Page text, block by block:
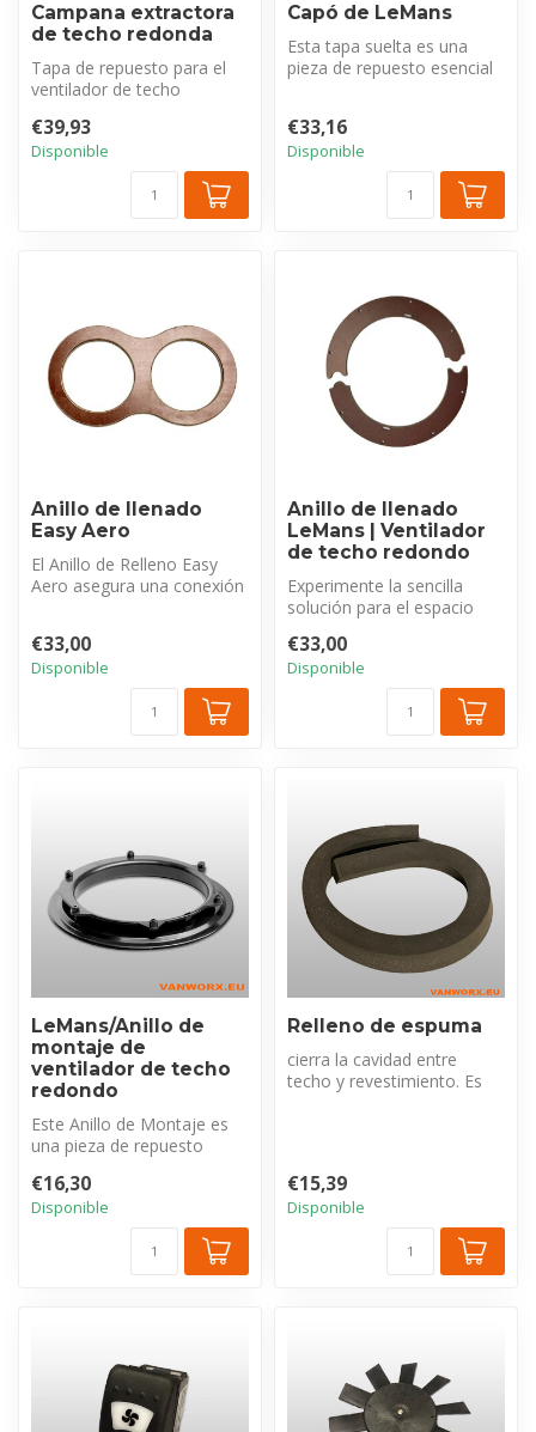
Campana extractora
de techo redonda
Tapa de repuesto para el
ventilador de techo
para la...
€39,93
Disponible
Capó de LeMans
Esta tapa suelta es una
pieza de repuesto esencial
€33,16
Disponible
Anillo de llenado
Easy Aero
El Anillo de Relleno Easy
Aero asegura una conexión
€33,00
Disponible
Anillo de llenado
LeMans | Ventilador
de techo redondo
Experimente la sencilla
solución para el espacio
Los ...
€33,00
Disponible
LeMans/Anillo de
montaje de
ventilador de techo
redondo
Este Anillo de Montaje es
una pieza de repuesto
Redo...
€16,30
Disponible
Relleno de espuma
cierra la cavidad entre
techo y revestimiento. Es
€15,39
Disponible